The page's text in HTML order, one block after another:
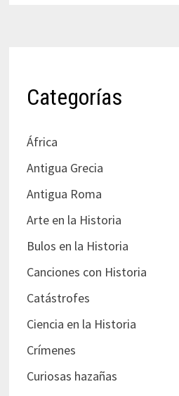
Categorías
África
Antigua Grecia
Antigua Roma
Arte en la Historia
Bulos en la Historia
Canciones con Historia
Catástrofes
Ciencia en la Historia
Crímenes
Curiosas hazañas